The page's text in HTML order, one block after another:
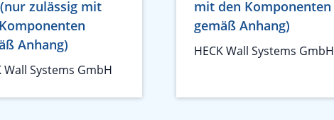
zulässig mit
Anhang)
Wall Systems GmbH
mit den Komponenten
gemäß Anhang)
HECK Wall Systems GmbH